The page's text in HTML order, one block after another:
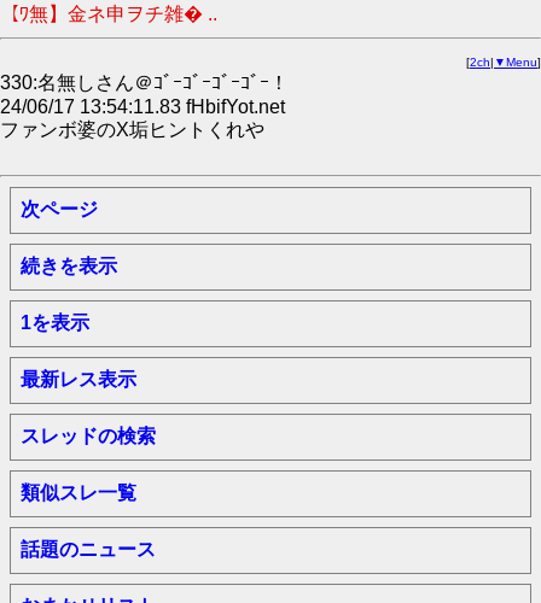
【ﾜ無】金ネ申ヲチ雑� ..
[2ch| ▼Menu]
330:名無しさん＠ｺﾞｰｺﾞｰｺﾞｰｺﾞｰ！
24/06/17 13:54:11.83 fHbifYot.net
ファンボ婆のX垢ヒントくれや
次ページ
続きを表示
1を表示
最新レス表示
スレッドの検索
類似スレ一覧
話題のニュース